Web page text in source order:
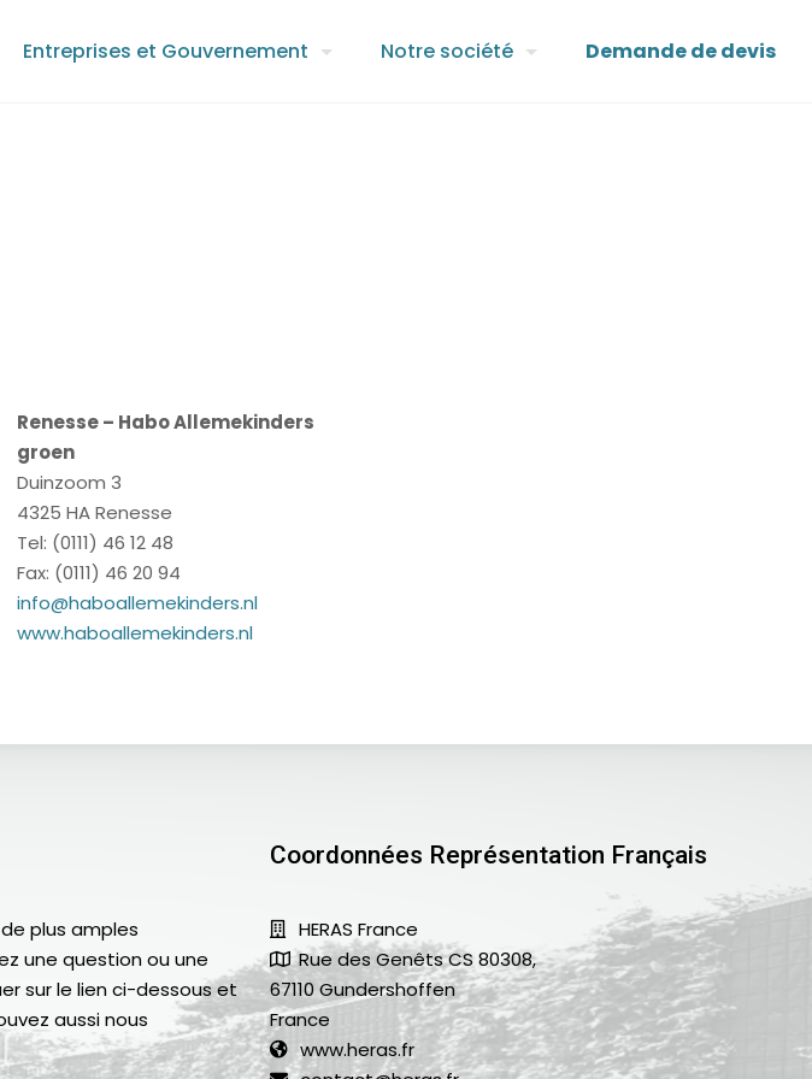
Entreprises et Gouvernement Notre société Demande de devis
Renesse – Habo Allemekinders
groen
Duinzoom 3
4325 HA Renesse
Tel: (0111) 46 12 48
Fax: (0111) 46 20 94
info@haboallemekinders.nl
www.haboallemekinders.nl
plus amples
une question ou une
sur le lien ci-dessous et
aussi nous
Coordonnées Représentation Français
HERAS France
Rue des Genêts CS 80308,
67110 Gundershoffen
France
www.heras.fr